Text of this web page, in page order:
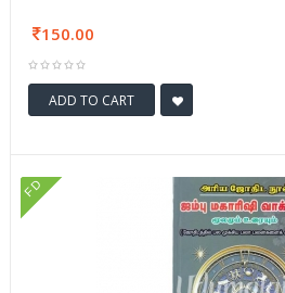
150.00
ADD TO CART
FD